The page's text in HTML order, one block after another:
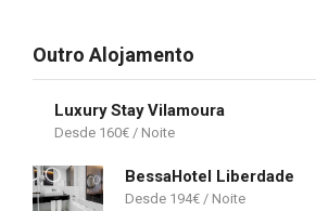
Outro Alojamento
Luxury Stay Vilamoura
160€
BessaHotel Liberdade
194€